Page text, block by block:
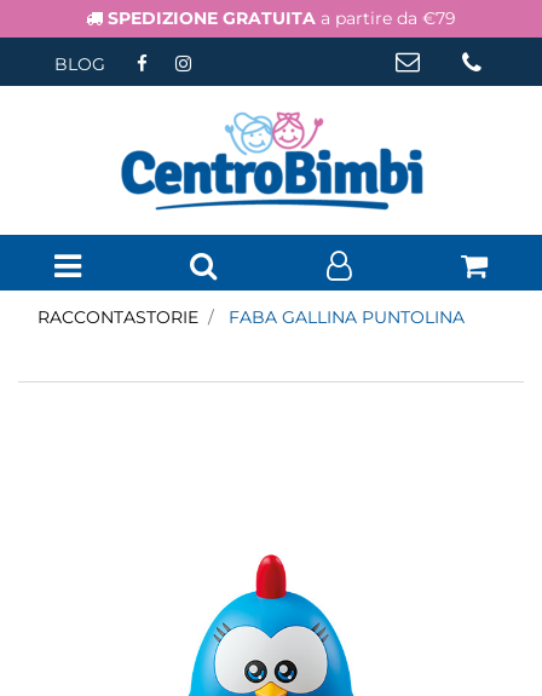
SPEDIZIONE GRATUITA a partire da €79
BLOG
Open menu
RACCONTASTORIE FABA GALLINA PUNTOLINA